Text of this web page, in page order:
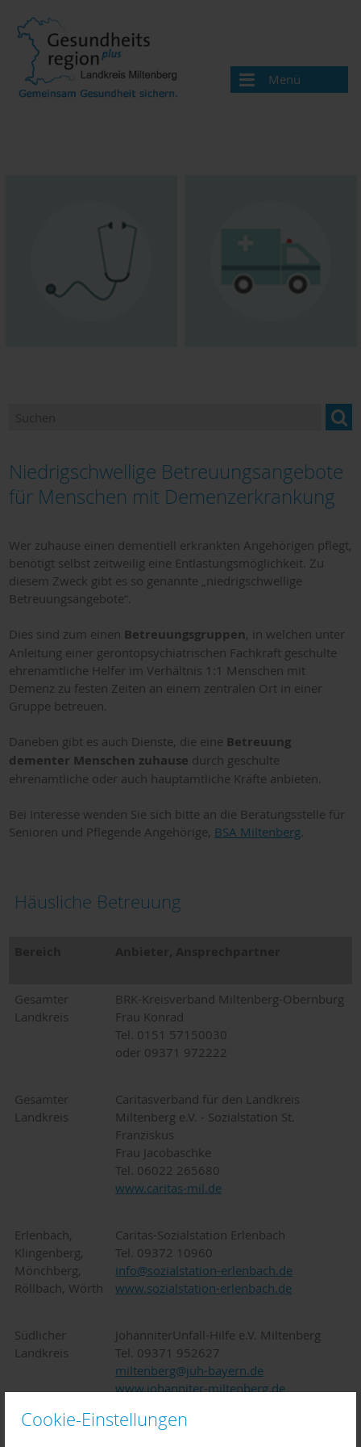
Cookie-Einstellungen
Menü
Gesundheitswegweiser
Ärzte und Therapeuten
Hilfen für Bedürftige
Kliniken
Orthopädiefachhandel
Sanitätshäuser
Dokumente zum Download
Hospiz und Palliativversorgung
Niedrigschwellige Betreuungsangebote
für Menschen mit Demenzerkrankung
Wer zuhause einen dementiell erkrankten Angehörigen pflegt,
benötigt selbst zeitweilig eine Entlastungsmöglichkeit. Zu
diesem Zweck gibt es so genannte „niedrigschwellige
Betreuungsangebote“.
Dies sind zum einen Betreuungsgruppen, in welchen unter
Anleitung einer gerontopsychiatrischen Fachkraft geschulte
ehrenamtliche Helfer im Verhältnis 1:1 Menschen mit
Demenz zu festen Zeiten an einem zentralen Ort in einer
Gruppe betreuen.
Daneben gibt es auch Dienste, die eine Betreuung
dementer Menschen zuhause durch geschulte
ehrenamtliche oder auch hauptamtliche Kräfte anbieten.
Bei Interesse wenden Sie sich bitte an die Beratungsstelle für
Senioren und Pflegende Angehörige, BSA Miltenberg.
Häusliche Betreuung
Gesamter
Landkreis
BRK-Kreisverband Miltenberg-Obernburg
Frau Konrad
Tel. 0151 57150030
oder 09371 972222
Gesamter
Landkreis
Caritasverband für den Landkreis
Miltenberg e.V. - Sozialstation St.
Franziskus
Frau Jacobaschke
Tel. 06022 265680
www.caritas-mil.de
Erlenbach,
Klingenberg,
Mönchberg,
Röllbach, Wörth
Caritas-Sozialstation Erlenbach
Tel. 09372 10960
info@sozialstation-erlenbach.de
www.sozialstation-erlenbach.de
Südlicher
Landkreis
JohanniterUnfall-Hilfe e.V. Miltenberg
Tel. 09371 952627
miltenberg@juh-bayern.de
www.johanniter-miltenberg.de
St. Elisabethenstift Großheubach